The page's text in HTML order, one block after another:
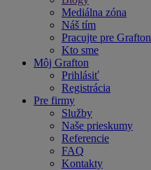
Mediálna zóna
Náš tím
Pracujte pre Grafton
Kto sme
Môj Grafton
Prihlásiť
Registrácia
Pre firmy
Služby
Naše prieskumy
Referencie
FAQ
Kontakty